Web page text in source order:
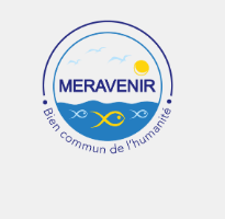
contenu